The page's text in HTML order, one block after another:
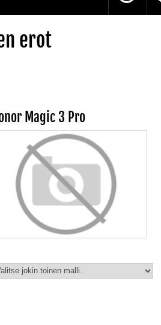
erot
Magic 3 Pro